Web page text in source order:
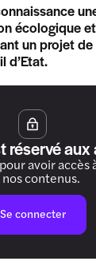
écologique
un projet
d’Etat.
réservé
avoir accès
contenus.
Se connecter